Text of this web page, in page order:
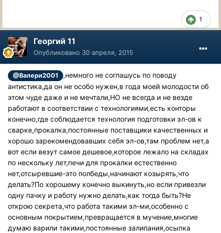
1
Георгий 11
Опубликовано 30 апреля, 2015
@Валери2001
,немного не соглашусь по поводу
антистика,да он не особо нужен,в года моей молодости об
этом чуде даже и не мечтали,НО не всегда и не везде
работают в соответствии с технологиями,есть конторы
конечно,где соблюдается технология подготовки эл-ов к
сварке,прокалка,постоянные поставщики качественных и
хорошо зарекомендовавших себя эл-ов,там проблем нет,а
вот если везут самое дешевое,которое лежало на складах
по нескольку лет,печи для прокалки естественно
нет,отсыревшие-это полбеды,начинают козырять,что
делать?По хорошему конечно выкинуть,но если привезли
одну пачку и работу нужно делать,как тогда быть?Не
открою секрета,что работа такими эл-ми,особенно с
основным покрытием,превращается в мучение,многие
думаю варили такими,постоянные залипания,осыпка